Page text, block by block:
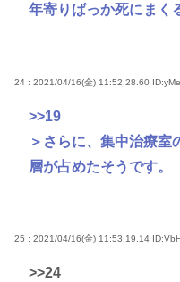
年寄りばっか死にま
24 : 2021/04/16(金) 11:52:28.60
>>19
＞さらに、集中治療室
層が占めたそうです。
25 : 2021/04/16(金) 11:53:19.14
>>24